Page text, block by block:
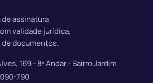
de assinatura
validade jurídica,
documentos.
169 - 8º Andar - Bairro Jardim
790